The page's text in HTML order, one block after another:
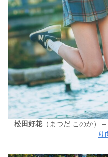
松田好花（まつだ このか） –
り